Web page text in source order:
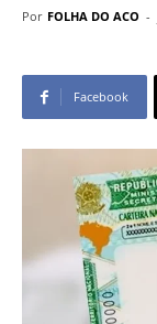
Por FOLHA DO ACO -
Facebook